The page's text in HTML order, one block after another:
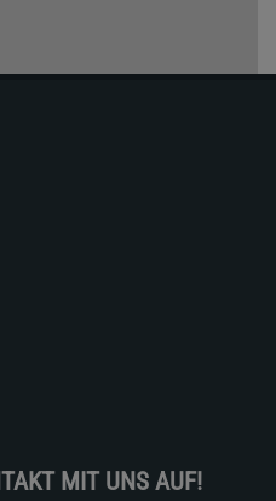
MIT UNS AUF!